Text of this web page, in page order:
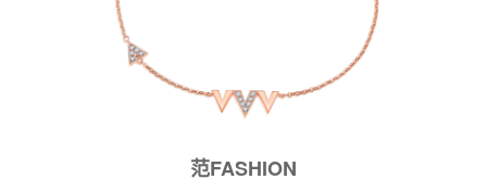
范FASHION